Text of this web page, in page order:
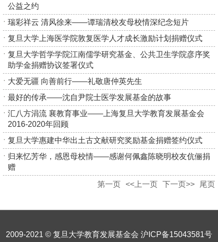
公益之约
瑞彩祥云 清风徐来——谭瑞清校友母校情深纪念短片
复旦大学上海医学院敦复医学人才成长激励计划捐赠仪式
复旦大学哲学学院江南儒学研究基金、公共卫生学院彦序奖
助学金捐赠协议签署仪式
大爱无疆 向善前行——礼敬唐仲英先生
最好的传承——沈自尹院士医学发展基金的故事
汇八方涓流 襄教育事业——上海复旦大学教育发展基金会
2016-2020年回顾
复旦大学惠建中华出土古文献研究奖励基金捐赠签约仪式
归来忆芳华，感恩母校情——感谢何佩鑫陈晓明校友伉俪捐
赠
第一页 <<上一页 下一页>> 尾页
2009-2021 © 复旦大学教育发展基金会 沪ICP备15043581号